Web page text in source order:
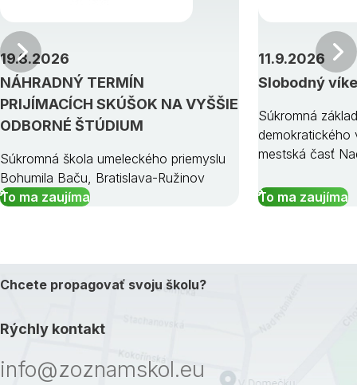
NÁHRADNÝ TERMÍN
PRIJÍMACÍCH SKÚŠOK NA VYŠŠIE
ODBORNÉ ŠTÚDIUM
19.8.2026
Súkromná škola umeleckého priemyslu
Bohumila Baču, Bratislava-Ružinov
To ma zaujíma
Slobodný
11.9.2026
Súkromná
demokratického
mestská časť
To ma zaujíma
Predchádzajúci
Chcete propagovať svoju školu?
Rýchly kontakt
info@zoznamskol.eu